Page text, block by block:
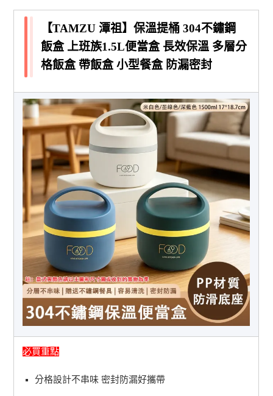
【TAMZU 潭祖】保溫提桶 304不鏽鋼
飯盒 上班族1.5L便當盒 長效保溫 多層分
格飯盒 帶飯盒 小型餐盒 防漏密封
必買重點
分格設計不串味 密封防漏好攜帶